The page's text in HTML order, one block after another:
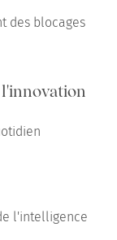
des blocages
l'intelligence